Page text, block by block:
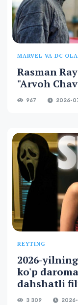
MARVEL VA DC
Rasman
"Arvoh
967 2026-
REYTING
2026-
ko'p
dahshatli
3 309